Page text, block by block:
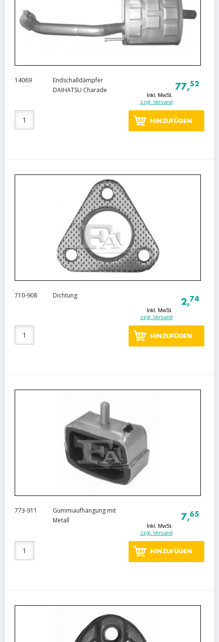
14069
Endschalldämpfer
DAIHATSU Charade
77,52
Inkl. MwSt.
zzgl. Versand
HINZUFÜGEN
710-908 Dichtung
2,74
Inkl. MwSt.
zzgl. Versand
HINZUFÜGEN
773-911
Gummiaufhängung mit
Metall
7,65
Inkl. MwSt.
zzgl. Versand
HINZUFÜGEN